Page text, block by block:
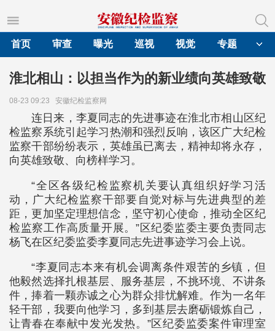
首页
审查 曝光 巡视 视觉 专题
淮北相山：以担当作为的新业绩向英雄致敬
08-23 09:23 安徽纪检监察网
连日来，李夏同志的先进事迹在淮北市相山区纪
检监察系统引起学习热潮和强烈反响，该区广大纪检
监察干部纷纷表示，英雄虽已离去，精神却将永存，
向英雄致敬、向榜样学习。
“全区各级纪检监察机关要认真组织好学习活
动，广大纪检监察干部要自觉对标与先进典型的差
距，更加坚定理想信念，坚守初心使命，推动全区纪
检监察工作高质量开展。”区纪委监委主要负责同志
杨飞在区纪委监委李夏同志先进事迹学习会上说。
“李夏同志本来有机会调离条件艰苦的乡镇，但
他毅然选择扎根基层、服务基层，不挑环境、不讲条
件，捧着一颗赤诚之心为群众排忧解难。作为一名年
轻干部，我要向他学习，多到基层去磨砺锻炼自己，
让青春在奉献中发光发热。”区纪委监委案件审理室